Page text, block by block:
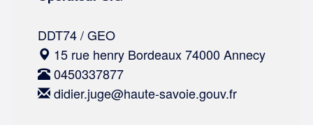
DDT74 / GEO
15 rue henry Bordeaux 74000 Annecy
0450337877
didier.juge@haute-savoie.gouv.fr